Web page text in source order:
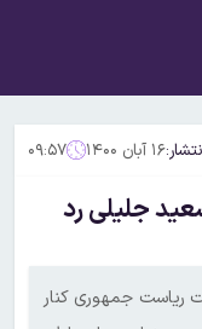
۱۶ آبان ۱۴۰۰ ۰۹:۵۷
جلیلی رد
ریاست جمهوری کنار